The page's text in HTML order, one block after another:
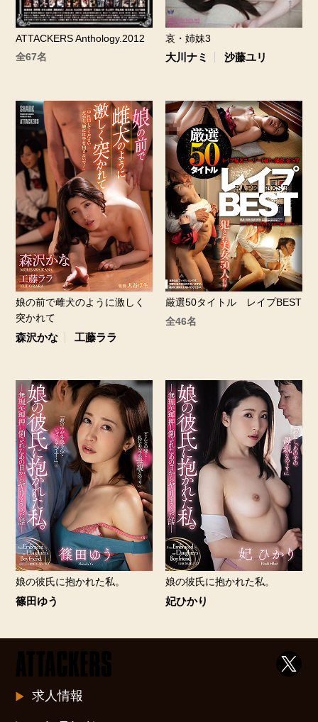
ATTACKERS Anthology.2012
全67名
哀・姉妹3
大川ナミ 沙藤ユリ
娘の前で雌犬のように激しく
突かれて
森沢かな 工藤ララ
厳選50タイトル レイプBEST
全46名
娘の彼氏に抱かれた私。
篠田ゆう
娘の彼氏に抱かれた私。
妃ひかり
求人情報